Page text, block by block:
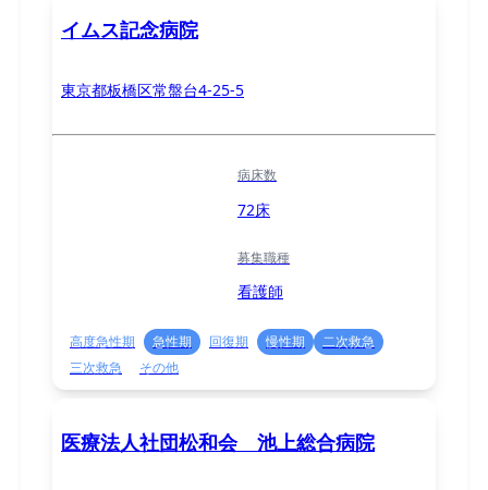
イムス記念病院
東京都板橋区常盤台4-25-5
病床数
72床
募集職種
看護師
高度急性期 急性期 回復期 慢性期
二次救急
三次救急
その他
医療法人社団松和会 池上総合病院